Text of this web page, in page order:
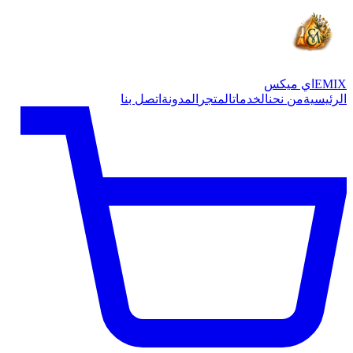
EMIX اي ميكس
الرئيسيةمن نحنالخدماتالمتجر المدونة اتصل بنا